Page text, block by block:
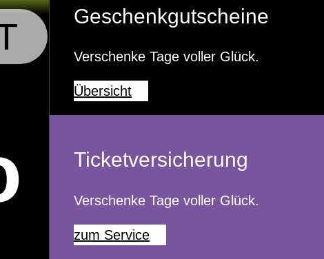
Geschenkgutscheine
Verschenke Tage voller Glück.
Übersicht
Ticketversicherung
Verschenke Tage voller Glück.
zum Service